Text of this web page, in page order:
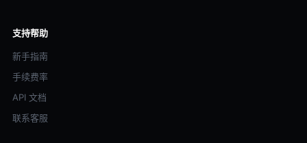
支持帮助
新手指南
手续费率
API 文档
联系客服